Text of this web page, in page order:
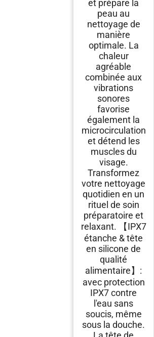
et prépare la
peau au
nettoyage de
manière
optimale. La
chaleur
agréable
combinée aux
vibrations
sonores
favorise
également la
microcirculation
et détend les
muscles du
visage.
Transformez
votre nettoyage
quotidien en un
rituel de soin
préparatoire et
relaxant. 【IPX7
étanche & tête
en silicone de
qualité
alimentaire】:
avec protection
IPX7 contre
l'eau sans
soucis, même
sous la douche.